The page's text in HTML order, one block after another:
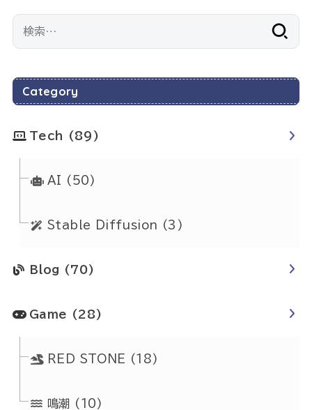
Category
Tech (89)
AI (50)
Stable Diffusion (3)
Blog (70)
Game (28)
RED STONE (18)
鳴潮 (10)